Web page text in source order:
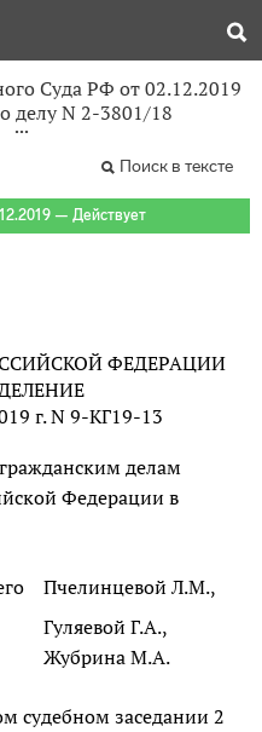
Суда РФ от 02.12.2019
делу N 2-3801/18
Поиск в тексте
— Действует
ФЕДЕРАЦИИ
г. N 9-КГ19-13
делам
Федерации в
Пчелинцевой Л.М.,
Гуляевой Г.А.,
Жубрина М.А.
судебном заседании 2